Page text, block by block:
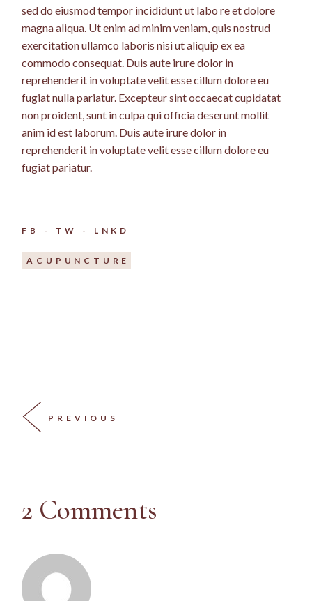
sed do eiusmod tempor incididunt ut labo re et dolore
magna aliqua. Ut enim ad minim veniam, quis nostrud
exercitation ullamco laboris nisi ut aliquip ex ea
commodo consequat. Duis aute irure dolor in
reprehenderit in voluptate velit esse cillum dolore eu
fugiat nulla pariatur. Excepteur sint occaecat cupidatat
non proident, sunt in culpa qui officia deserunt mollit
anim id est laborum. Duis aute irure dolor in
reprehenderit in voluptate velit esse cillum dolore eu
fugiat pariatur.
FB TW LNKD
ACUPUNCTURE
PREVIOUS
2 Comments